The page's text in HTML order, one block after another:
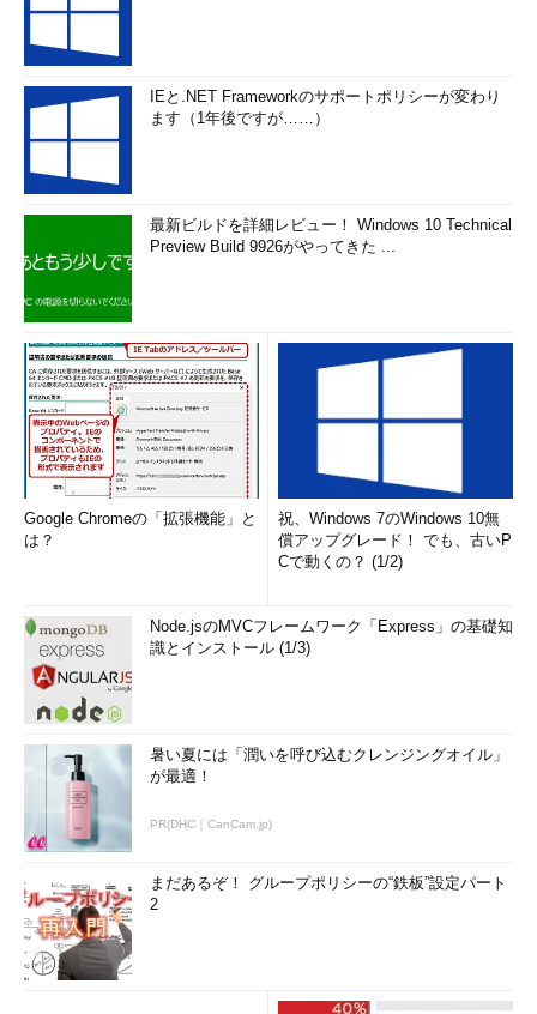
IEと.NET Frameworkのサポートポリシーが変わり
ます（1年後ですが……）
最新ビルドを詳細レビュー！ Windows 10 Technical
Preview Build 9926がやってきた ...
Google Chromeの「拡張機能」と
は？
祝、Windows 7のWindows 10無
償アップグレード！ でも、古いP
Cで動くの？ (1/2)
Node.jsのMVCフレームワーク「Express」の基礎知
識とインストール (1/3)
暑い夏には「潤いを呼び込むクレンジングオイル」
が最適！
PR(DHC｜CanCam.jp)
まだあるぞ！ グループポリシーの“鉄板”設定パート
2